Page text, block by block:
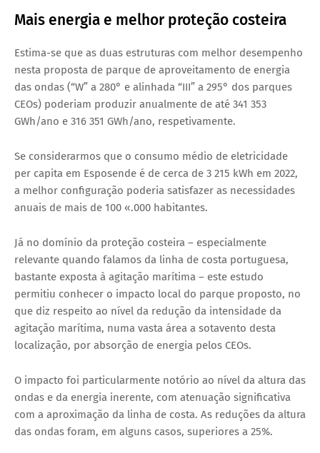
Mais energia e melhor proteção costeira
Estima-se que as duas estruturas com melhor desempenho
nesta proposta de parque de aproveitamento de energia
das ondas (“W” a 280° e alinhada “III” a 295° dos parques
CEOs) poderiam produzir anualmente de até 341 353
GWh/ano e 316 351 GWh/ano, respetivamente.
Se considerarmos que o consumo médio de eletricidade
per capita em Esposende é de cerca de 3 215 kWh em 2022,
a melhor configuração poderia satisfazer as necessidades
anuais de mais de 100 «.000 habitantes.
Já no domínio da proteção costeira – especialmente
relevante quando falamos da linha de costa portuguesa,
bastante exposta à agitação marítima – este estudo
permitiu conhecer o impacto local do parque proposto, no
que diz respeito ao nível da redução da intensidade da
agitação marítima, numa vasta área a sotavento desta
localização, por absorção de energia pelos CEOs.
O impacto foi particularmente notório ao nível da altura das
ondas e da energia inerente, com atenuação significativa
com a aproximação da linha de costa. As reduções da altura
das ondas foram, em alguns casos, superiores a 25%.